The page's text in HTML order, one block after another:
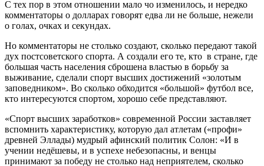
С тех пор в этом отношении мало чо изменилось, и нередко
комментаторы о долларах говорят едва ли не больше, нежели
о голах, очках и секундах.
Но комментаторы не столько создают, сколько передают такой
дух постсоветского спорта. А создали его те, кто в стране, где
большая часть населения сброшена властью в борьбу за
выживание, сделали спорт высших достижений «золотым
заповедником». Во сколько обходится «большой» футбол все,
кто интересуются спортом, хорошо себе представляют.
«Спорт высших заработков» современной России заставляет
вспомнить характеристику, которую дал атлетам («профи»
древней Эллады) мудрый афинский политик Солон: «И в
учении недёшевы, и в успехе небезопасны, и венцы
принимают за победу не столько над неприятелем, сколько